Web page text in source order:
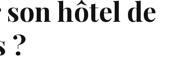
hôtel de
?